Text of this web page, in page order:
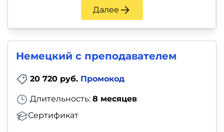
Далее
Немецкий с преподавателем
20 720 руб. Промокод
Длительность: 8 месяцев
Сертификат